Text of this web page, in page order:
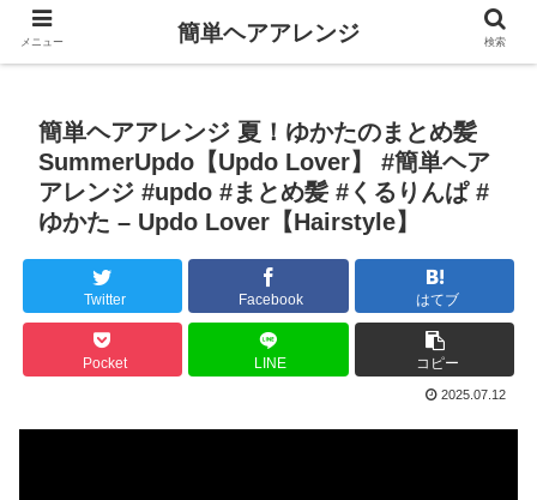
簡単ヘアアレンジ 夏！ゆかたのまとめ髪
SummerUpdo【Updo Lover】 #簡単ヘア
アレンジ #updo #まとめ髪 #くるりんぱ #
ゆかた – Updo Lover【Hairstyle】
Twitter Facebook はてブ
Pocket LINE コピー
2025.07.12
メニュー 簡単ヘアアレンジ 検索